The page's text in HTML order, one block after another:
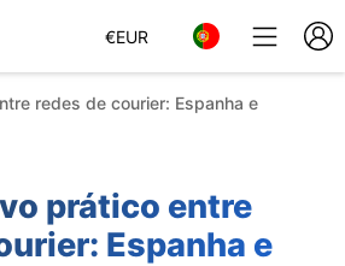
€EUR
redes de courier: Espanha e
prático entre
Espanha e